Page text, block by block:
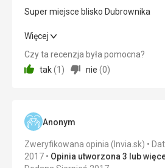
Lapad.
Tylko
trzy
wyspy
Lopud
Šipan.
Pozostałe
wyspy
Super miejsce blisko Dubrownika
Super miejsce blisko Dubrownika
Wyżywienie
Usługi
Cena
Więcej
Czy ta recenzja była pomocna?
tak(1 ) nie (0)
Anonym
Zweryfikowana opinia (Invia.sk)
2017
Opinia utworzona 3 lub